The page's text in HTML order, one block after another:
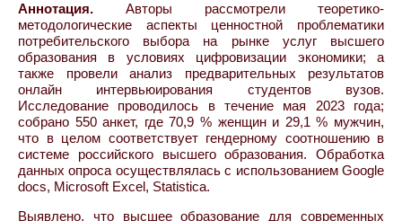
Аннотация. Авторы рассмотрели теоретико-
методологические аспекты ценностной проблематики
потребительского выбора на рынке услуг высшего
образования в условиях цифровизации экономики; а
также провели анализ предварительных результатов
онлайн интервьюирования студентов вузов.
Исследование проводилось в течение мая 2023 года;
собрано 550 анкет, где 70,9 % женщин и 29,1 % мужчин,
что в целом соответствует гендерному соотношению в
системе российского высшего образования. Обработка
данных опроса осуществлялась с использованием Google
docs, Microsoft Excel, Statistica.
Выявлено, что высшее образование для современных